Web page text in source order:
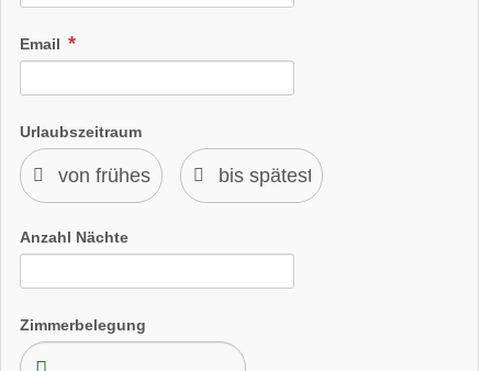
Email
Urlaubszeitraum
Anzahl Nächte
Zimmerbelegung